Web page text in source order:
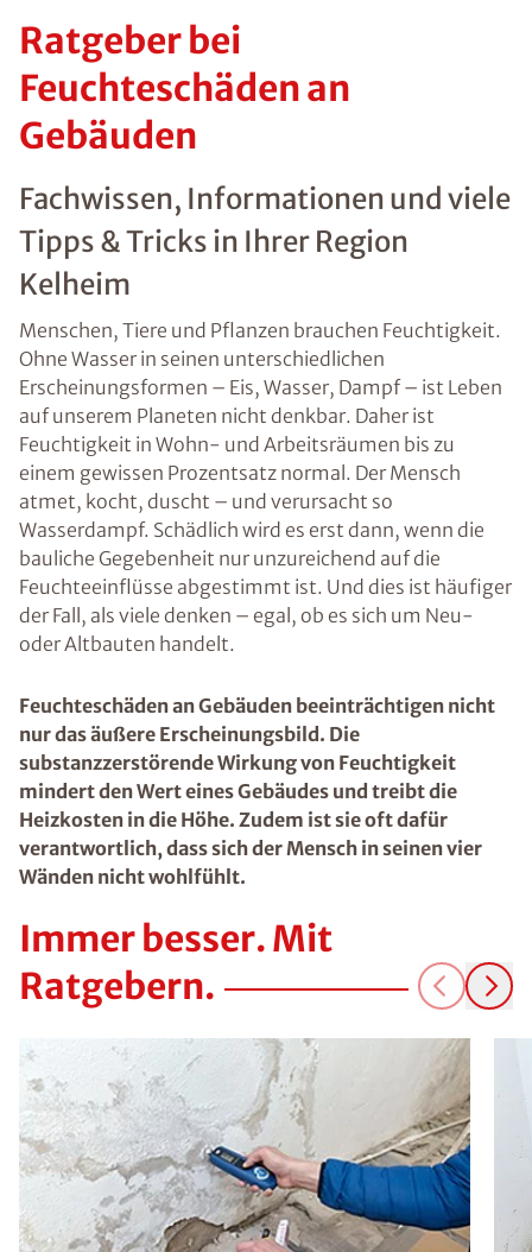
Ratgeber bei
Feuchteschäden an
Gebäuden
Fachwissen, Informationen und viele
Tipps & Tricks in Ihrer Region
Kelheim
Menschen, Tiere und Pflanzen brauchen Feuchtigkeit.
Ohne Wasser in seinen unterschiedlichen
Erscheinungsformen – Eis, Wasser, Dampf – ist Leben
auf unserem Planeten nicht denkbar. Daher ist
Feuchtigkeit in Wohn- und Arbeitsräumen bis zu
einem gewissen Prozentsatz normal. Der Mensch
atmet, kocht, duscht – und verursacht so
Wasserdampf. Schädlich wird es erst dann, wenn die
bauliche Gegebenheit nur unzureichend auf die
Feuchteeinflüsse abgestimmt ist. Und dies ist häufiger
der Fall, als viele denken – egal, ob es sich um Neu-
oder Altbauten handelt.
Feuchteschäden an Gebäuden beeinträchtigen nicht
nur das äußere Erscheinungsbild. Die
substanzzerstörende Wirkung von Feuchtigkeit
mindert den Wert eines Gebäudes und treibt die
Heizkosten in die Höhe. Zudem ist sie oft dafür
verantwortlich, dass sich der Mensch in seinen vier
Wänden nicht wohlfühlt.
Immer besser. Mit
Ratgebern.